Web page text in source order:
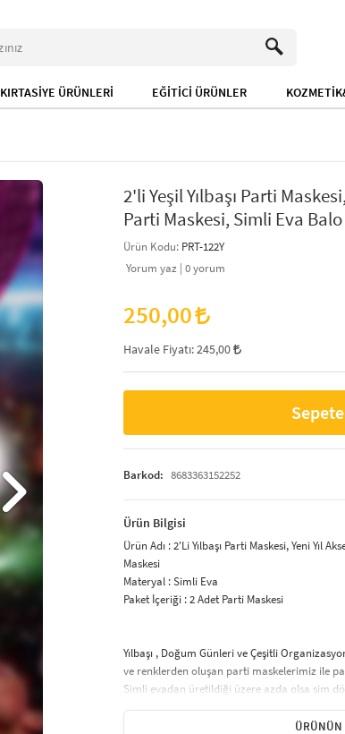
KIRTASİYE ÜRÜNLERİ EĞİTİCİ ÜRÜNLER
2'li Yeşil Yılbaşı Parti
Parti Maskesi, Simli Eva
Ürün Kodu: PRT-122Y
Yorum yaz | 0yorum
250,00
Havale Fiyatı:245,00
Barkod: 8683363152252
Ürün Bilgisi
Ürün Adı : 2'Li Yılbaşı Parti Maskesi, Yeni Yıl
Maskesi
Materyal : Simli Eva
Paket İçeriği : 2 Adet Parti Maskesi
Yılbaşı , Doğum Günleri ve Çeşitli
ve renklerden oluşan parti maskelerimiz ile
Simli evadan üretildiği üzere azda olsa sim
İnce Lastik İp ile kolay kullanım
ÜRÜNÜN